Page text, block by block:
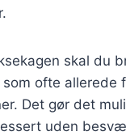
skal du
som ofte allerede
Det gør det
uden